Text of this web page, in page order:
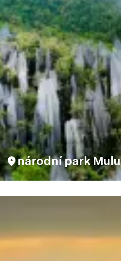
národní park Mulu